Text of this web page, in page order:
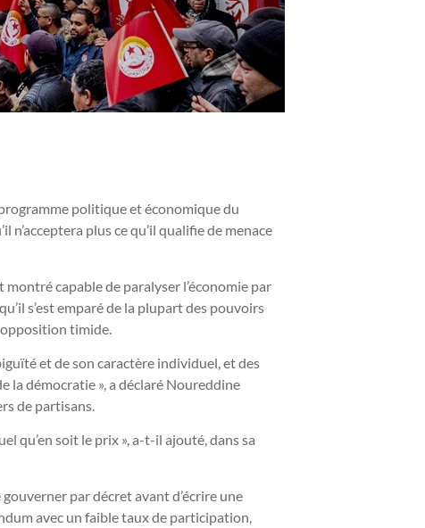
politique et économique du
plus ce qu’il qualifie de menace
montré capable de paralyser l’économie par
s’est emparé de la plupart des pouvoirs
opposition timide.
et de son caractère individuel, et des
la démocratie », a déclaré Noureddine
de partisans.
qu’en soit le prix », a-t-il ajouté, dans sa
par décret avant d’écrire une
avec un faible taux de participation,